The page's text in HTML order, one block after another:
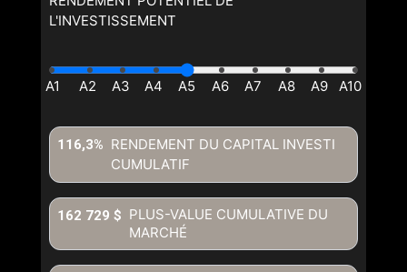
L'INVESTISSEMENT
RENDEMENT DU CAPITAL INVESTI
CUMULATIF
116,3%
PLUS-VALUE CUMULATIVE DU
MARCHÉ
162 729 $